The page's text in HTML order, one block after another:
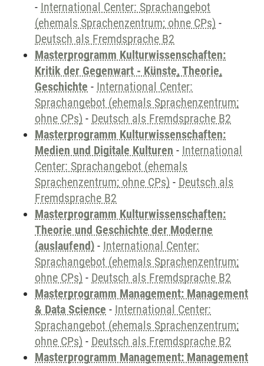
- International Center: Sprachangebot
(ehemals Sprachenzentrum; ohne CPs) -
Deutsch als Fremdsprache B2
Masterprogramm Kulturwissenschaften:
Kritik der Gegenwart - Künste, Theorie,
Geschichte - International Center:
Sprachangebot (ehemals Sprachenzentrum;
ohne CPs) - Deutsch als Fremdsprache B2
Masterprogramm Kulturwissenschaften:
Medien und Digitale Kulturen - International
Center: Sprachangebot (ehemals
Sprachenzentrum; ohne CPs) - Deutsch als
Fremdsprache B2
Masterprogramm Kulturwissenschaften:
Theorie und Geschichte der Moderne
(auslaufend) - International Center:
Sprachangebot (ehemals Sprachenzentrum;
ohne CPs) - Deutsch als Fremdsprache B2
Masterprogramm Management: Management
& Data Science - International Center:
Sprachangebot (ehemals Sprachenzentrum;
ohne CPs) - Deutsch als Fremdsprache B2
Masterprogramm Management: Management